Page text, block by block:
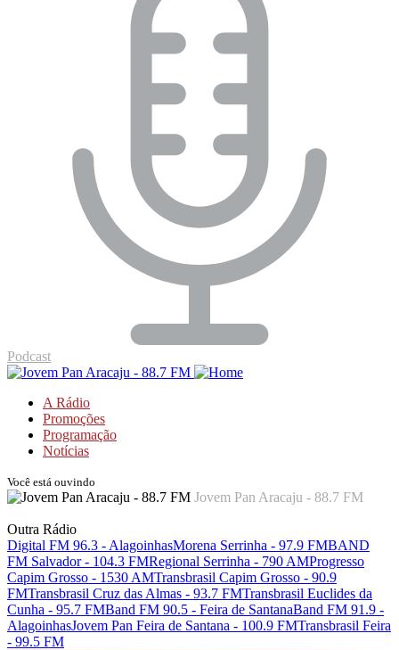
Podcast
A Rádio
Promoções
Programação
Notícias
Você está ouvindo
Jovem Pan Aracaju - 88.7 FM
Outra Rádio
Digital FM 96.3 - AlagoinhasMorena Serrinha - 97.9 FMBAND
FM Salvador - 104.3 FMRegional Serrinha - 790 AMProgresso
Capim Grosso - 1530 AMTransbrasil Capim Grosso - 90.9
FMTransbrasil Cruz das Almas - 93.7 FMTransbrasil Euclides da
Cunha - 95.7 FMBand FM 90.5 - Feira de SantanaBand FM 91.9 -
AlagoinhasJovem Pan Feira de Santana - 100.9 FMTransbrasil Feira
- 99.5 FM